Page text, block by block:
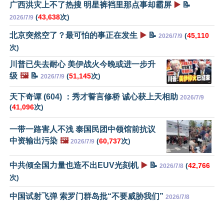
广西洪灾上不了热搜 明星裤裆里那点事却霸屏 ▶️ 📝
2026/7/9 (43,638次)
北京突然空了？最可怕的事正在发生 ▶️ 📝 2026/7/9 (45,110
次)
川普已失去耐心 美伊战火今晚或进一步升
级 🖼️📝 2026/7/9 (51,145次)
天下奇谭 (604) ：秀才誓言修桥 诚心获上天相助 2026/7/9
(41,096次)
一带一路害人不浅 泰国民团中领馆前抗议
中资输出污染 🖼️ 2026/7/9 (60,737次)
中共倾全国力量也造不出EUV光刻机 ▶️ 📝 2026/7/8 (42,766
次)
中国试射飞弹 索罗门群岛批“不要威胁我们” 2026/7/8